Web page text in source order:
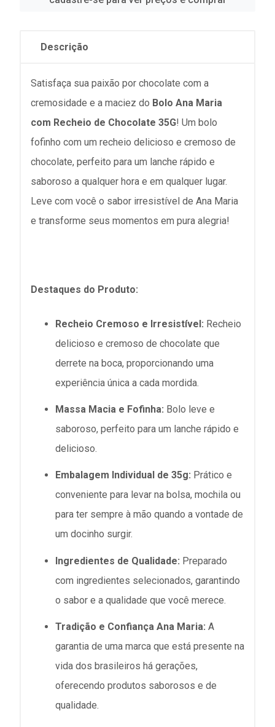
Descrição
Satisfaça sua paixão por chocolate com a
cremosidade e a maciez do Bolo Ana Maria
com Recheio de Chocolate 35G! Um bolo
fofinho com um recheio delicioso e cremoso de
chocolate, perfeito para um lanche rápido e
saboroso a qualquer hora e em qualquer lugar.
Leve com você o sabor irresistível de Ana Maria
e transforme seus momentos em pura alegria!
Destaques do Produto:
Recheio Cremoso e Irresistível: Recheio
delicioso e cremoso de chocolate que
derrete na boca, proporcionando uma
experiência única a cada mordida.
Massa Macia e Fofinha: Bolo leve e
saboroso, perfeito para um lanche rápido e
delicioso.
Embalagem Individual de 35g: Prático e
conveniente para levar na bolsa, mochila ou
para ter sempre à mão quando a vontade de
um docinho surgir.
Ingredientes de Qualidade: Preparado
com ingredientes selecionados, garantindo
o sabor e a qualidade que você merece.
Tradição e Confiança Ana Maria: A
garantia de uma marca que está presente na
vida dos brasileiros há gerações,
oferecendo produtos saborosos e de
qualidade.